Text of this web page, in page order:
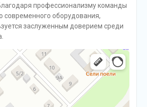
профессионализму команды
современного оборудования,
заслуженным доверием среди